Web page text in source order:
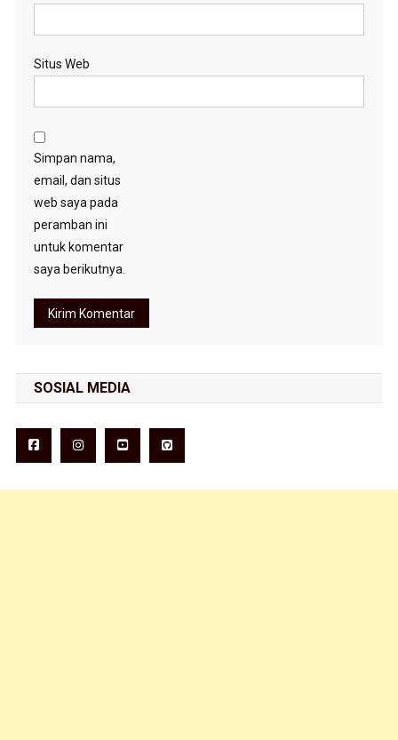
Situs Web
Simpan nama,
email, dan situs
web saya pada
peramban ini
untuk komentar
saya berikutnya.
SOSIAL MEDIA